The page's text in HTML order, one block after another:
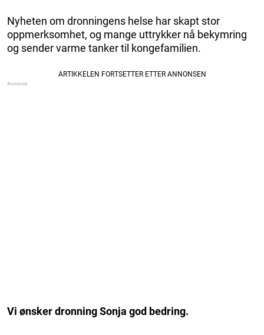
Nyheten om dronningens helse har skapt stor
oppmerksomhet, og mange uttrykker nå bekymring
og sender varme tanker til kongefamilien.
Vi ønsker dronning Sonja god bedring.